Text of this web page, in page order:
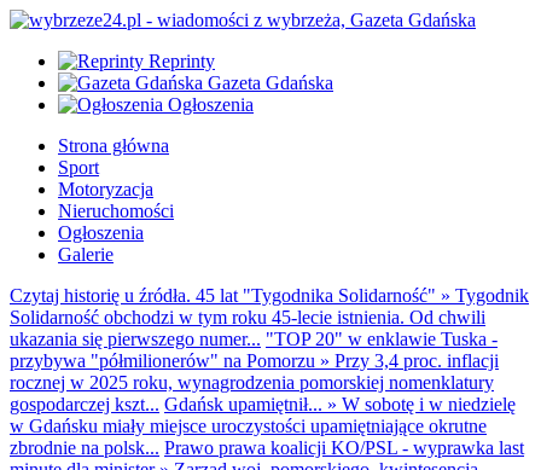
Reprinty
Gazeta Gdańska
Ogłoszenia
Strona główna
Sport
Motoryzacja
Nieruchomości
Ogłoszenia
Galerie
Czytaj historię u źródła. 45 lat "Tygodnika Solidarność" » Tygodnik
Solidarność obchodzi w tym roku 45-lecie istnienia. Od chwili
ukazania się pierwszego numer... "TOP 20" w enklawie Tuska -
przybywa "półmilionerów" na Pomorzu » Przy 3,4 proc. inflacji
rocznej w 2025 roku, wynagrodzenia pomorskiej nomenklatury
gospodarczej kszt... Gdańsk upamiętnił... » W sobotę i w niedzielę
w Gdańsku miały miejsce uroczystości upamiętniające okrutne
zbrodnie na polsk... Prawo prawa koalicji KO/PSL - wyprawka last